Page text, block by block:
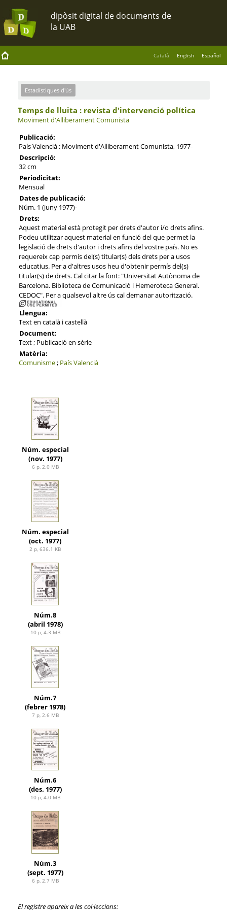
Català English Español
Estadístiques d'ús
Temps de lluita : revista d'intervenció política
Moviment d'Alliberament Comunista
Publicació:
País Valencià : Moviment d'Alliberament Comunista, 1977-
Descripció:
32 cm
Periodicitat:
Mensual
Dates de publicació:
Núm. 1 (juny 1977)-
Drets:
Aquest material està protegit per drets d'autor i/o drets afins.
Podeu utilitzar aquest material en funció del que permet la
legislació de drets d'autor i drets afins del vostre país. No es
requereix cap permís del(s) titular(s) dels drets per a usos
educatius. Per a d'altres usos heu d'obtenir permís del(s)
titular(s) de drets. Cal citar la font: "Universitat Autònoma de
Barcelona. Biblioteca de Comunicació i Hemeroteca General.
CEDOC". Per a qualsevol altre ús cal demanar autorització.
Llengua:
Text en català i castellà
Document:
Text ; Publicació en sèrie
Matèria:
Comunisme; País Valencià
Núm. especial
(nov. 1977)
6 p, 2.0 MB
Núm. especial
(oct. 1977)
2 p, 636.1 KB
Núm.8
(abril 1978)
10 p, 4.3 MB
Núm.7
(febrer 1978)
7 p, 2.6 MB
Núm.6
(des. 1977)
10 p, 4.0 MB
Núm.3
(sept. 1977)
6 p, 2.7 MB
El registre apareix a les col·leccions: